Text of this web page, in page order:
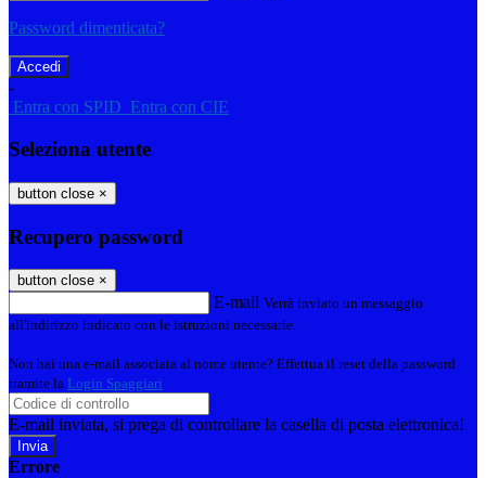
Password dimenticata?
-
Entra con SPID Entra con CIE
Seleziona utente
button close ×
Recupero password
button close ×
E-mail Verrà inviato un messaggio
all'indirizzo indicato con le istruzioni necessarie.
Non hai una e-mail associata al nome utente? Effettua il reset della password
tramite la Login Spaggiari
E-mail inviata, si prega di controllare la casella di posta elettronica!
Errore